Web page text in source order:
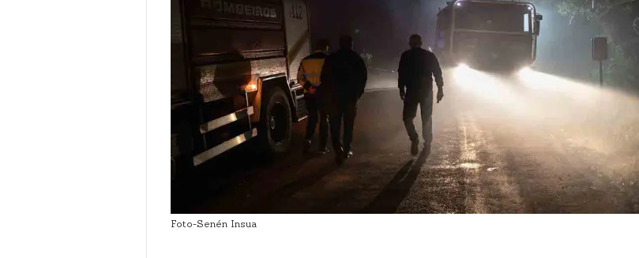
Foto-Senén Insua